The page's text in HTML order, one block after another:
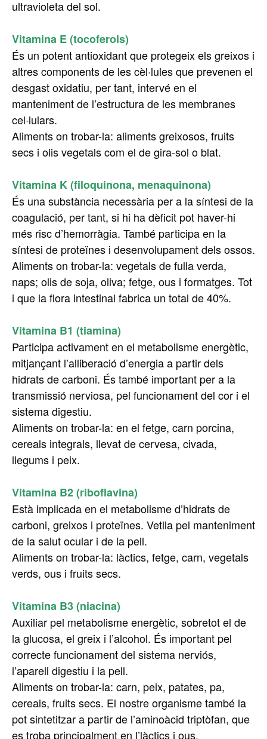
ultravioleta del sol.
Vitamina E (tocoferols)
És un potent antioxidant que protegeix els greixos i
altres components de les cèl·lules que prevenen el
desgast oxidatiu, per tant, intervé en el
manteniment de l’estructura de les membranes
cel·lulars.
Aliments on trobar-la: aliments greixosos, fruits
secs i olis vegetals com el de gira-sol o blat.
Vitamina K (filoquinona, menaquinona)
És una substància necessària per a la síntesi de la
coagulació, per tant, si hi ha dèficit pot haver-hi
més risc d’hemorràgia. També participa en la
síntesi de proteïnes i desenvolupament dels ossos.
Aliments on trobar-la: vegetals de fulla verda,
naps; olis de soja, oliva; fetge, ous i formatges. Tot
i que la flora intestinal fabrica un total de 40%.
Vitamina B1 (tiamina)
Participa activament en el metabolisme energètic,
mitjançant l’alliberació d’energia a partir dels
hidrats de carboni. És també important per a la
transmissió nerviosa, pel funcionament del cor i el
sistema digestiu.
Aliments on trobar-la: en el fetge, carn porcina,
cereals integrals, llevat de cervesa, civada,
llegums i peix.
Vitamina B2 (riboflavina)
Està implicada en el metabolisme d’hidrats de
carboni, greixos i proteïnes. Vetlla pel manteniment
de la salut ocular i de la pell.
Aliments on trobar-la: làctics, fetge, carn, vegetals
verds, ous i fruits secs.
Vitamina B3 (niacina)
Auxiliar pel metabolisme energètic, sobretot el de
la glucosa, el greix i l’alcohol. És important pel
correcte funcionament del sistema nerviós,
l’aparell digestiu i la pell.
Aliments on trobar-la: carn, peix, patates, pa,
cereals, fruits secs. El nostre organisme també la
pot sintetitzar a partir de l’aminoàcid triptòfan, que
es troba principalment en l’làctics i ous.